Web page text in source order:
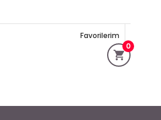
0
Favorilerim